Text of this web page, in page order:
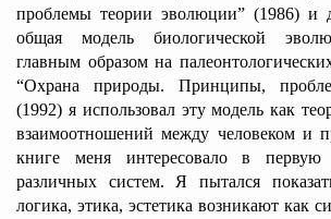
проблемы теории эволюции” (1986) и
общая модель биологической
главным образом на
“Охрана природы. Принципы,
(1992) я использовал эту модель как
взаимоотношений между человеком и
книге меня интересовало в первую
различных систем. Я пытался
логика, этика, эстетика возникают как